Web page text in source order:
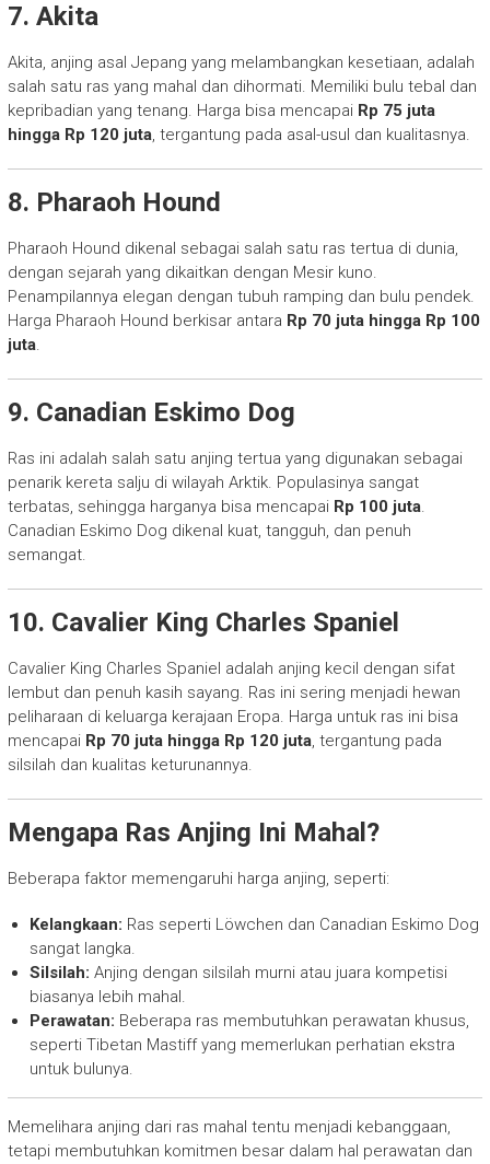
7. Akita
Akita, anjing asal Jepang yang melambangkan kesetiaan, adalah
salah satu ras yang mahal dan dihormati. Memiliki bulu tebal dan
kepribadian yang tenang. Harga bisa mencapai Rp 75 juta
hingga Rp 120 juta, tergantung pada asal-usul dan kualitasnya.
8. Pharaoh Hound
Pharaoh Hound dikenal sebagai salah satu ras tertua di dunia,
dengan sejarah yang dikaitkan dengan Mesir kuno.
Penampilannya elegan dengan tubuh ramping dan bulu pendek.
Harga Pharaoh Hound berkisar antara Rp 70 juta hingga Rp 100
juta.
9. Canadian Eskimo Dog
Ras ini adalah salah satu anjing tertua yang digunakan sebagai
penarik kereta salju di wilayah Arktik. Populasinya sangat
terbatas, sehingga harganya bisa mencapai Rp 100 juta.
Canadian Eskimo Dog dikenal kuat, tangguh, dan penuh
semangat.
10. Cavalier King Charles Spaniel
Cavalier King Charles Spaniel adalah anjing kecil dengan sifat
lembut dan penuh kasih sayang. Ras ini sering menjadi hewan
peliharaan di keluarga kerajaan Eropa. Harga untuk ras ini bisa
mencapai Rp 70 juta hingga Rp 120 juta, tergantung pada
silsilah dan kualitas keturunannya.
Mengapa Ras Anjing Ini Mahal?
Beberapa faktor memengaruhi harga anjing, seperti:
Kelangkaan: Ras seperti Löwchen dan Canadian Eskimo Dog
sangat langka.
Silsilah: Anjing dengan silsilah murni atau juara kompetisi
biasanya lebih mahal.
Perawatan: Beberapa ras membutuhkan perawatan khusus,
seperti Tibetan Mastiff yang memerlukan perhatian ekstra
untuk bulunya.
Memelihara anjing dari ras mahal tentu menjadi kebanggaan,
tetapi membutuhkan komitmen besar dalam hal perawatan dan